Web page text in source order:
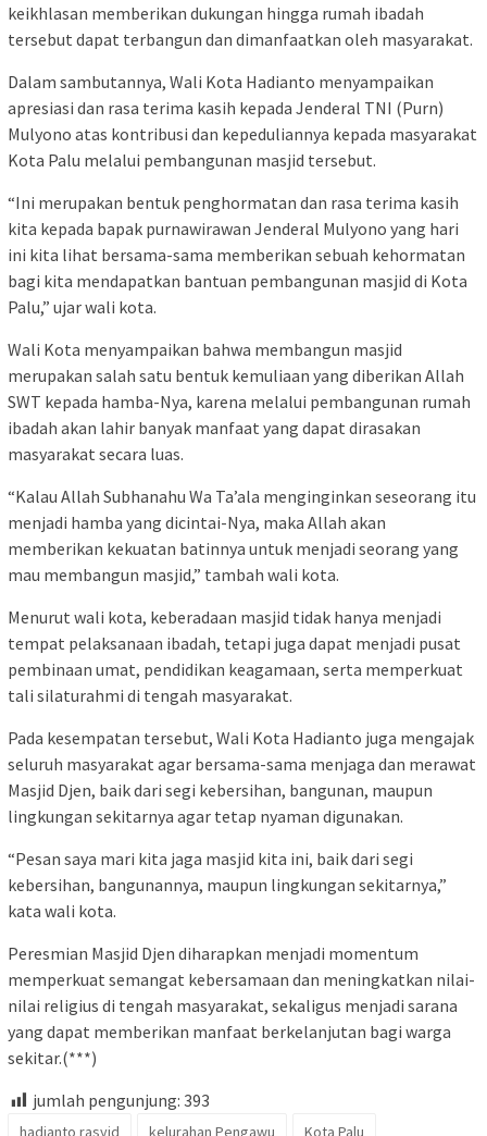
keikhlasan memberikan dukungan hingga rumah ibadah
tersebut dapat terbangun dan dimanfaatkan oleh masyarakat.
Dalam sambutannya, Wali Kota Hadianto menyampaikan
apresiasi dan rasa terima kasih kepada Jenderal TNI (Purn)
Mulyono atas kontribusi dan kepeduliannya kepada masyarakat
Kota Palu melalui pembangunan masjid tersebut.
“Ini merupakan bentuk penghormatan dan rasa terima kasih
kita kepada bapak purnawirawan Jenderal Mulyono yang hari
ini kita lihat bersama-sama memberikan sebuah kehormatan
bagi kita mendapatkan bantuan pembangunan masjid di Kota
Palu,” ujar wali kota.
Wali Kota menyampaikan bahwa membangun masjid
merupakan salah satu bentuk kemuliaan yang diberikan Allah
SWT kepada hamba-Nya, karena melalui pembangunan rumah
ibadah akan lahir banyak manfaat yang dapat dirasakan
masyarakat secara luas.
“Kalau Allah Subhanahu Wa Ta’ala menginginkan seseorang itu
menjadi hamba yang dicintai-Nya, maka Allah akan
memberikan kekuatan batinnya untuk menjadi seorang yang
mau membangun masjid,” tambah wali kota.
Menurut wali kota, keberadaan masjid tidak hanya menjadi
tempat pelaksanaan ibadah, tetapi juga dapat menjadi pusat
pembinaan umat, pendidikan keagamaan, serta memperkuat
tali silaturahmi di tengah masyarakat.
Pada kesempatan tersebut, Wali Kota Hadianto juga mengajak
seluruh masyarakat agar bersama-sama menjaga dan merawat
Masjid Djen, baik dari segi kebersihan, bangunan, maupun
lingkungan sekitarnya agar tetap nyaman digunakan.
“Pesan saya mari kita jaga masjid kita ini, baik dari segi
kebersihan, bangunannya, maupun lingkungan sekitarnya,”
kata wali kota.
Peresmian Masjid Djen diharapkan menjadi momentum
memperkuat semangat kebersamaan dan meningkatkan nilai-
nilai religius di tengah masyarakat, sekaligus menjadi sarana
yang dapat memberikan manfaat berkelanjutan bagi warga
sekitar.(***)
jumlah pengunjung: 393
hadianto rasyid kelurahan Pengawu Kota Palu